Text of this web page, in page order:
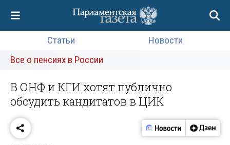
Статьи
Новости
Все о пенсиях в России
В ОНФ и КГИ хотят публично
обсудить кандитатов в ЦИК